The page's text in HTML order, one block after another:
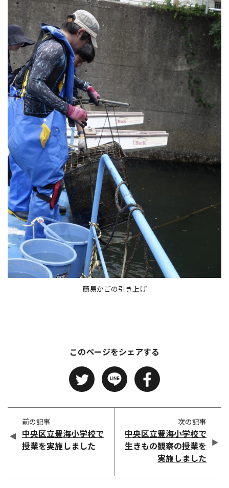
簡易かごの引き上げ
このページをシェアする
前の記事
中央区立豊海小学校で
授業を実施しました
次の記事
中央区立豊海小学校で
生きもの観察の授業を
実施しました